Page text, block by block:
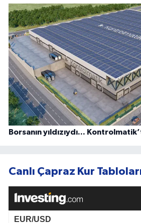
Borsanın yıldızıydı...
Canlı Çapraz Kur